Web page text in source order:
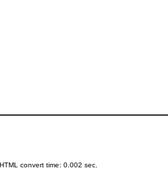
convert time: 0.002 sec.